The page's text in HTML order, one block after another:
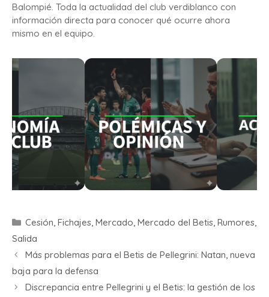
Balompié. Toda la actualidad del club verdiblanco con
información directa para conocer qué ocurre ahora
mismo en el equipo.
Cesión, Fichajes, Mercado, Mercado del Betis, Rumores,
Salida
Más problemas para el Betis de Pellegrini: Natan, nueva
baja para la defensa
Discrepancia entre Pellegrini y el Betis: la gestión de los